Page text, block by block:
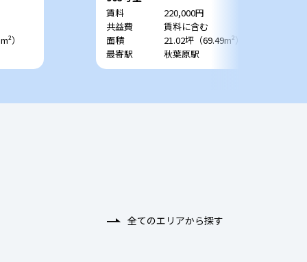
）
賃料
220,000円
共益費
賃料に含む
面積
21.02坪（69.49m²）
最寄駅
秋葉原駅
全てのエリアから探す